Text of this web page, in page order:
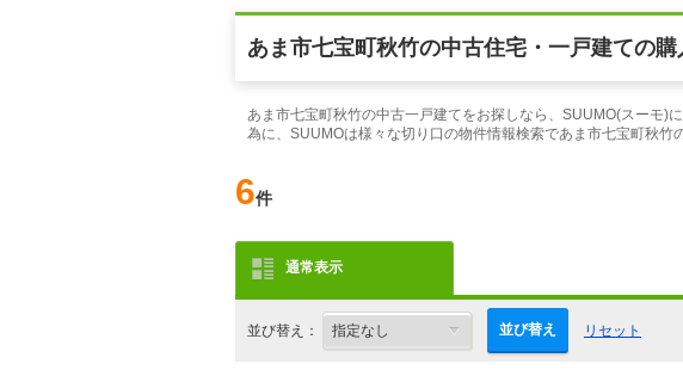
あま市七宝町秋竹の中古住宅・一戸建ての
あま市七宝町秋竹の中古一戸建てをお探しなら、SUUMO(スーモ)
為に、SUUMOは様々な切り口の物件情報検索であま市七宝町秋竹
6件
通常表示
並び替え： 並び替え リセット